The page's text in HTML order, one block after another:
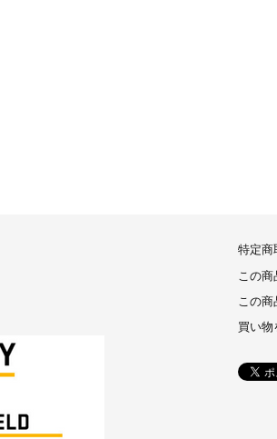
特定商
この
この商
買い物